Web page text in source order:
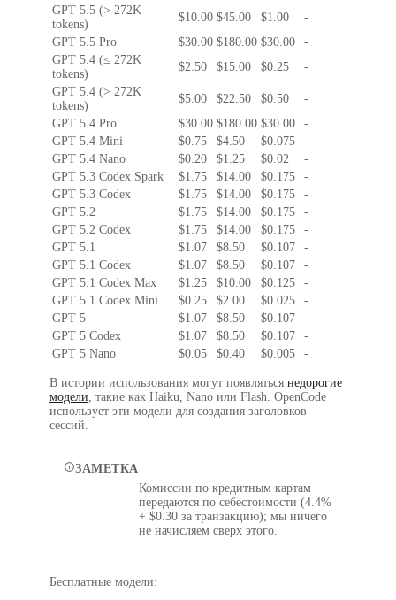
GPT 5.5 (> 272K
tokens)
$10.00 $45.00 $1.00
-
GPT 5.5 Pro
$30.00 $180.00 $30.00
-
GPT 5.4 (≤ 272K
tokens)
$2.50 $15.00 $0.25
-
GPT 5.4 (> 272K
tokens)
$5.00 $22.50 $0.50
-
GPT 5.4 Pro
$30.00 $180.00 $30.00
-
GPT 5.4 Mini
$0.75 $4.50 $0.075
-
GPT 5.4 Nano
$0.20 $1.25 $0.02
-
GPT 5.3 Codex Spark
$1.75 $14.00 $0.175
-
GPT 5.3 Codex
$1.75 $14.00 $0.175
-
GPT 5.2
$1.75 $14.00 $0.175
-
GPT 5.2 Codex
$1.75 $14.00 $0.175
-
GPT 5.1
$1.07 $8.50 $0.107
-
GPT 5.1 Codex
$1.07 $8.50 $0.107
-
GPT 5.1 Codex Max
$1.25 $10.00 $0.125
-
GPT 5.1 Codex Mini
$0.25 $2.00 $0.025
-
GPT 5
$1.07 $8.50 $0.107
-
GPT 5 Codex
$1.07 $8.50 $0.107
-
GPT 5 Nano
$0.05 $0.40 $0.005 -
В истории использования могут появляться недорогие
модели , такие как Haiku, Nano или Flash. OpenCode
использует эти модели для создания заголовков
сессий.
ЗАМЕТКА
Комиссии по кредитным картам
передаются по себестоимости (4.4%
+ $0.30 за транзакцию); мы ничего
не начисляем сверх этого.
Бесплатные модели: